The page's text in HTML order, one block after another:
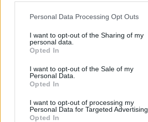
Personal Data Processing Opt Outs
I want to opt-out of the Sharing of my
personal data.
Opted In
I want to opt-out of the Sale of my
Personal Data.
Opted In
I want to opt-out of processing my
Personal Data for Targeted Advertising.
Opted In
Kaip per 5 metus pasikeitė
Neries krantinė: pasidalijo
istoriniais kadrais